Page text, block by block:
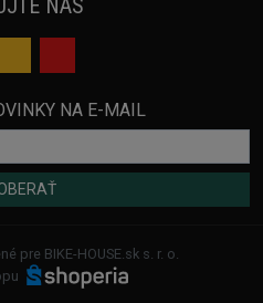
NÁS
NA E-MAIL
pre BIKE-HOUSE.sk s. r. o.